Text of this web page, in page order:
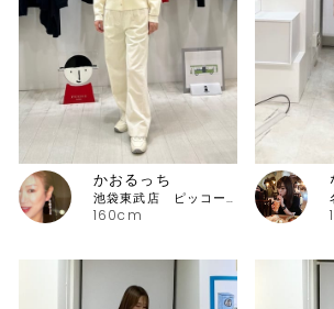
160cm
かおるっち
池袋東武店 ピッコーネ・ピッコーネクラブ